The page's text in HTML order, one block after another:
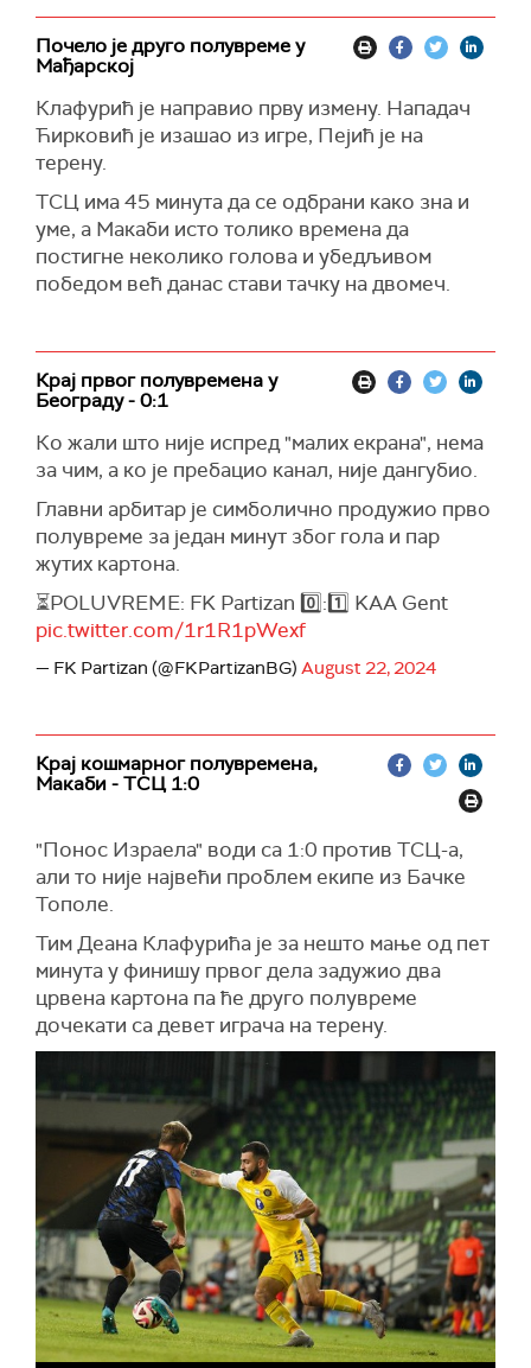
Почело је друго полувреме у
Мађарској
Клафурић је направио прву измену. Нападач
Ћирковић је изашао из игре, Пејић је на
терену.
ТСЦ има 45 минута да се одбрани како зна и
уме, а Макаби исто толико времена да
постигне неколико голова и убедљивом
победом већ данас стави тачку на двомеч.
Крај првог полувремена у
Београду - 0:1
Ко жали што није испред "малих екрана", нема
за чим, а ко је пребацио канал, није дангубио.
Главни арбитар је симболично продужио прво
полувреме за један минут због гола и пар
жутих картона.
⏳POLUVREME: FK Partizan 0️⃣:1️⃣ KAA Gent
pic.twitter.com/1r1R1pWexf
— FK Partizan (@FKPartizanBG) August 22, 2024
Крај кошмарног полувремена,
Макаби - ТСЦ 1:0
"Понос Израела" води са 1:0 против ТСЦ-а,
али то није највећи проблем екипе из Бачке
Тополе.
Тим Деана Клафурића је за нешто мање од пет
минута у финишу првог дела задужио два
црвена картона па ће друго полувреме
дочекати са девет играча на терену.